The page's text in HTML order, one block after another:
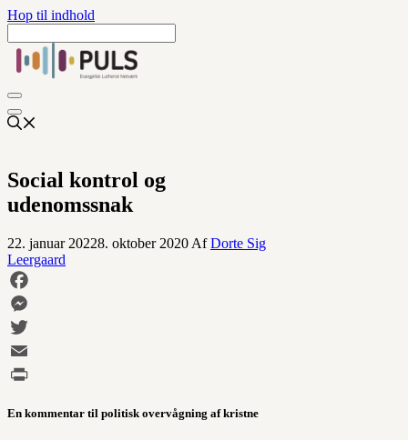
Hop til indhold
Social kontrol og
udenomssnak
22. januar 20228. oktober 2020 AfDorte Sig
Leergaard
Facebook
Messenger
Twitter
Email
En kommentar til politisk overvågning af kristne